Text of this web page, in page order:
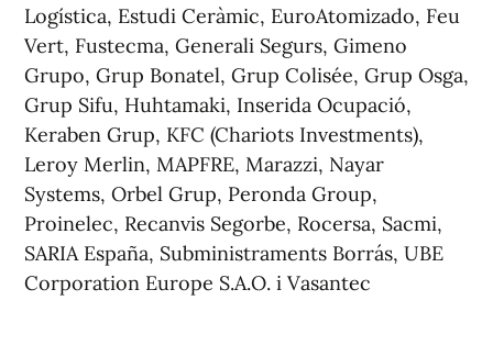
Logística, Estudi Ceràmic, EuroAtomizado, Feu
Vert, Fustecma, Generali Segurs, Gimeno
Grupo, Grup Bonatel, Grup Colisée, Grup Osga,
Grup Sifu, Huhtamaki, Inserida Ocupació,
Keraben Grup, KFC (Chariots Investments),
Leroy Merlin, MAPFRE, Marazzi, Nayar
Systems, Orbel Grup, Peronda Group,
Proinelec, Recanvis Segorbe, Rocersa, Sacmi,
SARIA España, Subministraments Borrás, UBE
Corporation Europe S.A.O. i Vasantec